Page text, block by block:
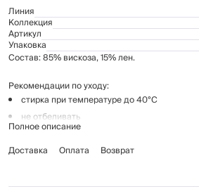
Линия
Коллекция
Артикул
Упаковка
Состав: 85% вискоза, 15% лен.
Рекомендации по уходу:
стирка при температуре до 40°C
не отбеливать
гладить при температуре до 110°C, без пара
химчистка запрещена
Полное описание
Доставка
Оплата Возврат